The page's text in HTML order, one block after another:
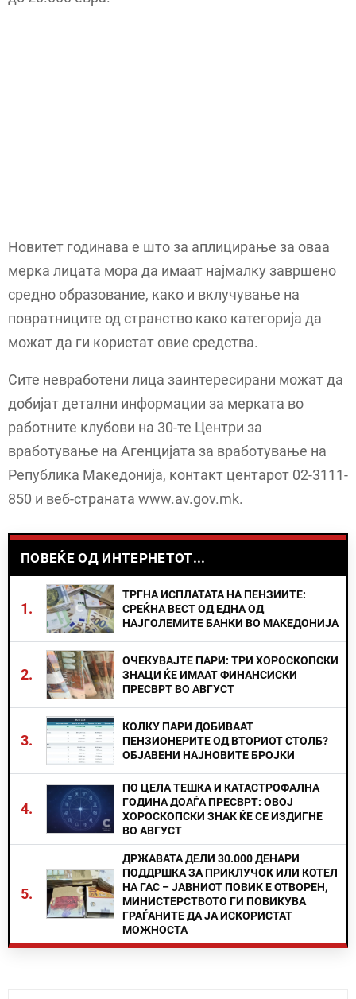
Новитет годинава е што за аплицирање за оваа
мерка лицата мора да имаат најмалку завршено
средно образование, како и вклучување на
повратниците од странство како категорија да
можат да ги користат овие средства.
Сите невработени лица заинтересирани можат да
добијат детални информации за мерката во
работните клубови на 30-те Центри за
вработување на Агенцијата за вработување на
Република Македонија, контакт центарот 02-3111-
850 и веб-страната www.av.gov.mk.
ПОВЕЌЕ ОД ИНТЕРНЕТОТ...
1.
ТРГНА ИСПЛАТАТА НА ПЕНЗИИТЕ:
СРЕЌНА ВЕСТ ОД ЕДНА ОД
НАЈГОЛЕМИТЕ БАНКИ ВО МАКЕДОНИЈА
2.
ОЧЕКУВАЈТЕ ПАРИ: ТРИ ХОРОСКОПСКИ
ЗНАЦИ ЌЕ ИМААТ ФИНАНСИСКИ
ПРЕСВРТ ВО АВГУСТ
3.
КОЛКУ ПАРИ ДОБИВААТ
ПЕНЗИОНЕРИТЕ ОД ВТОРИОТ СТОЛБ?
ОБЈАВЕНИ НАЈНОВИТЕ БРОЈКИ
4.
ПО ЦЕЛА ТЕШКА И КАТАСТРОФАЛНА
ГОДИНА ДОАЃА ПРЕСВРТ: ОВОЈ
ХОРОСКОПСКИ ЗНАК ЌЕ СЕ ИЗДИГНЕ
ВО АВГУСТ
5.
ДРЖАВАТА ДЕЛИ 30.000 ДЕНАРИ
ПОДДРШКА ЗА ПРИКЛУЧОК ИЛИ КОТЕЛ
НА ГАС – ЈАВНИОТ ПОВИК Е ОТВОРЕН,
МИНИСТЕРСТВОТО ГИ ПОВИКУВА
ГРАЃАНИТЕ ДА ЈА ИСКОРИСТАТ
МОЖНОСТА